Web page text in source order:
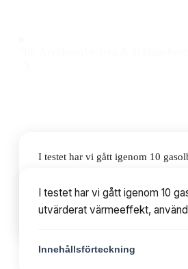
I testet har vi gått igenom 10
Innehållsförteckning
I testet har vi gått igenom 10
utvärderat värmeeffekt,
Innehållsförteckning